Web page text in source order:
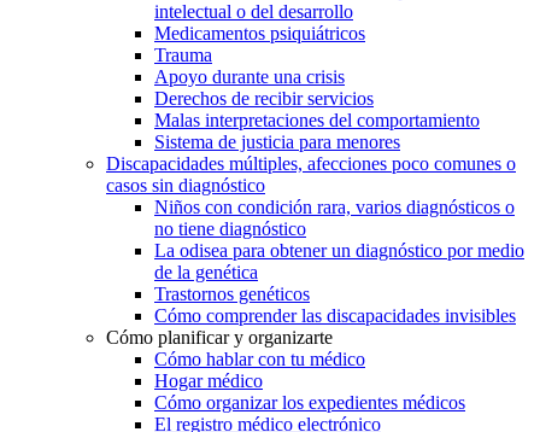
intelectual o del desarrollo
Medicamentos psiquiátricos
Trauma
Apoyo durante una crisis
Derechos de recibir servicios
Malas interpretaciones del comportamiento
Sistema de justicia para menores
Discapacidades múltiples, afecciones poco comunes o
casos sin diagnóstico
Niños con condición rara, varios diagnósticos o
no tiene diagnóstico
La odisea para obtener un diagnóstico por medio
de la genética
Trastornos genéticos
Cómo comprender las discapacidades invisibles
Cómo planificar y organizarte
Cómo hablar con tu médico
Hogar médico
Cómo organizar los expedientes médicos
El registro médico electrónico